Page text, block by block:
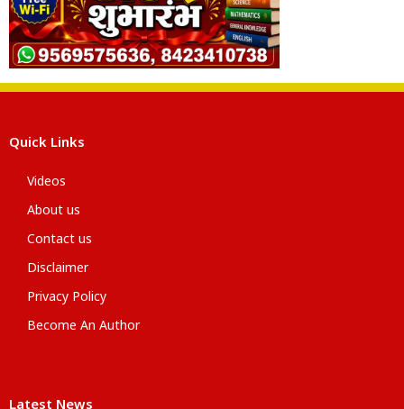
Quick Links
Videos
About us
Contact us
Disclaimer
Privacy Policy
Become An Author